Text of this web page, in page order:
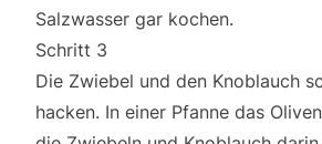
Salzwasser gar kochen.
Schritt 3
Die Zwiebel und den Knoblauch
hacken. In einer Pfanne das